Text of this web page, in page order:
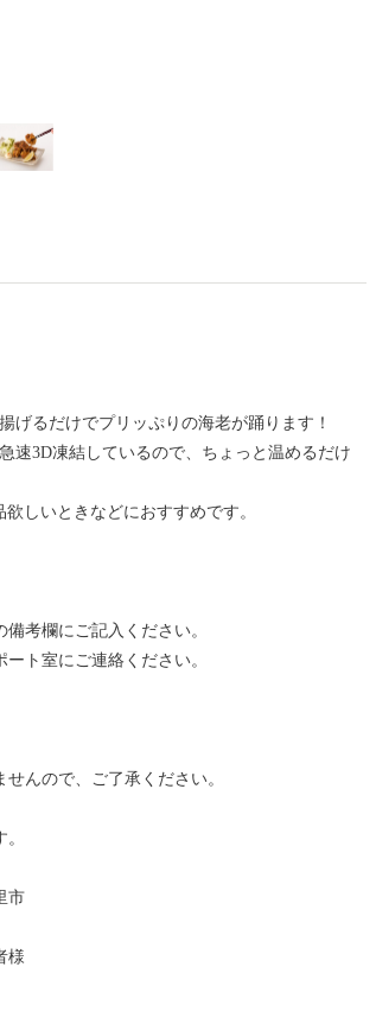
げるだけでプリッぷりの海老が踊ります！
速3D凍結しているので、ちょっと温めるだけ
しいときなどにおすすめです。
考欄にご記入ください。
ト室にご連絡ください。
んので、ご了承ください。
市
様